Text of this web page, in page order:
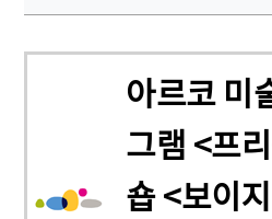
아르코 미
그램 <프
숍 <보이